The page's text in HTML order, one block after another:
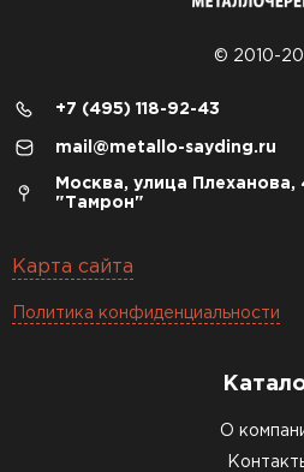
© 2010-
+7 (495) 118-92-43
mail@metallo-sayding.ru
Москва, улица Плеханова,
"Тамрон"
Карта сайта
Политика конфиденциальности
О